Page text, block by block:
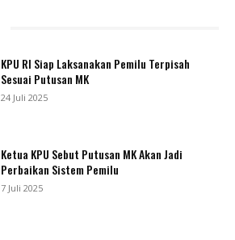
KPU RI Siap Laksanakan Pemilu Terpisah
Sesuai Putusan MK
24 Juli 2025
Ketua KPU Sebut Putusan MK Akan Jadi
Perbaikan Sistem Pemilu
7 Juli 2025